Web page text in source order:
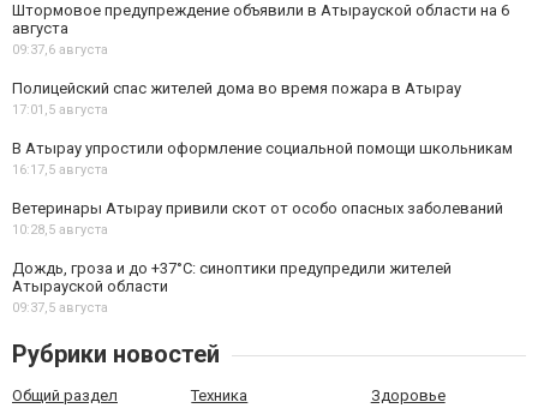
Штормовое предупреждение объявили в Атырауской области на 6
августа
09:37,6 августа
Полицейский спас жителей дома во время пожара в Атырау
17:01,5 августа
В Атырау упростили оформление социальной помощи школьникам
16:17,5 августа
Ветеринары Атырау привили скот от особо опасных заболеваний
10:28,5 августа
Дождь, гроза и до +37°C: синоптики предупредили жителей
Атырауской области
09:37,5 августа
Рубрики новостей
Общий раздел Техника Здоровье